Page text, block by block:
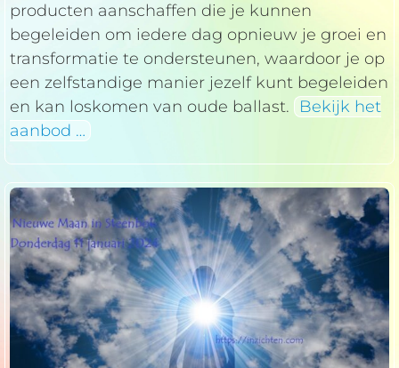
producten aanschaffen die je kunnen
begeleiden om iedere dag opnieuw je groei en
transformatie te ondersteunen, waardoor je op
een zelfstandige manier jezelf kunt begeleiden
en kan loskomen van oude ballast.
Bekijk het
aanbod …